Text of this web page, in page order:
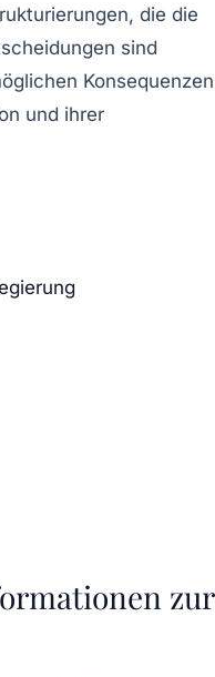
die die
sind
Konsequenzen
und ihrer
zur